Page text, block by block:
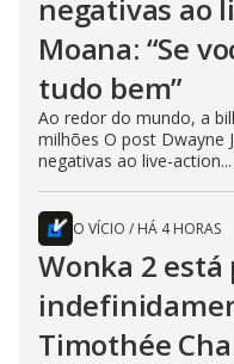
negativas ao
Moana: “Se
tudo bem”
Ao redor do mundo, a
milhões O post Dwayne
negativas ao live-action...
O VÍCIO / HÁ 4 HORAS
Wonka 2 está
Timothée